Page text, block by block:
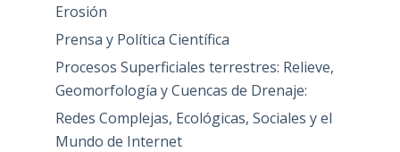
Erosión
Prensa y Política Científica
Procesos Superficiales terrestres: Relieve,
Geomorfología y Cuencas de Drenaje:
Redes Complejas, Ecológicas, Sociales y el
Mundo de Internet